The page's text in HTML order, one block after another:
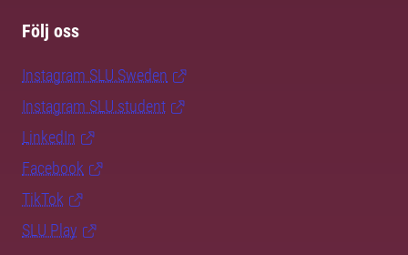
Följ oss
Instagram SLU.Sweden
Instagram SLU.student
LinkedIn
Facebook
TikTok
SLU Play